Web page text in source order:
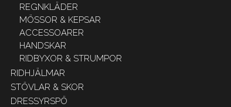
REGNKLÄDER
MÖSSOR & KEPSAR
ACCESSOARER
HANDSKAR
RIDBYXOR & STRUMPOR
RIDHJÄLMAR
STÖVLAR & SKOR
DRESSYRSPÖ